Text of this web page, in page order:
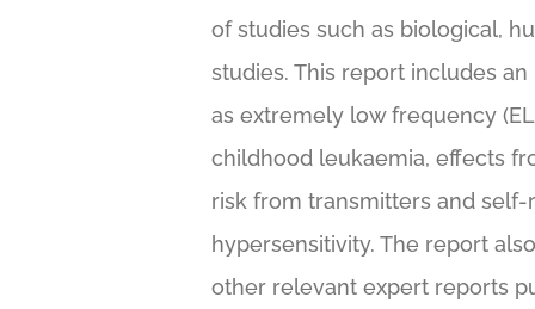
of studies such as biological,
studies. This report includes
as extremely low frequency
childhood leukaemia, effects
risk from transmitters and
hypersensitivity. The report
other relevant expert reports